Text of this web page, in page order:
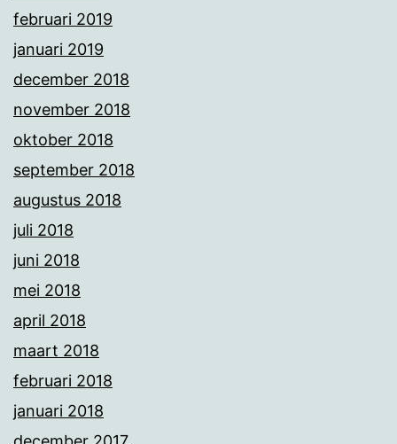
februari 2019
januari 2019
december 2018
november 2018
oktober 2018
september 2018
augustus 2018
juli 2018
juni 2018
mei 2018
april 2018
maart 2018
februari 2018
januari 2018